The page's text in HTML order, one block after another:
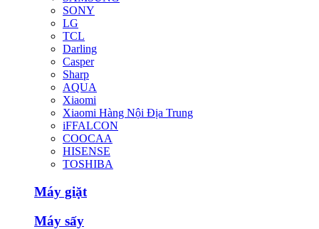
SONY
LG
TCL
Darling
Casper
Sharp
AQUA
Xiaomi
Xiaomi Hàng Nội Địa Trung
iFFALCON
COOCAA
HISENSE
TOSHIBA
Máy giặt
Máy sấy